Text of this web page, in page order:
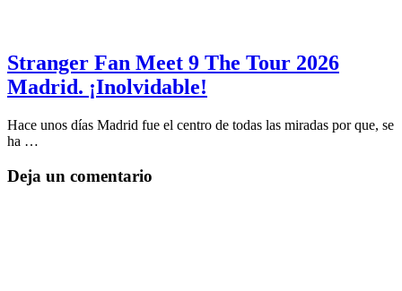
Stranger Fan Meet 9 The Tour 2026
Madrid. ¡Inolvidable!
Hace unos días Madrid fue el centro de todas las miradas por que, se
ha …
Deja un comentario